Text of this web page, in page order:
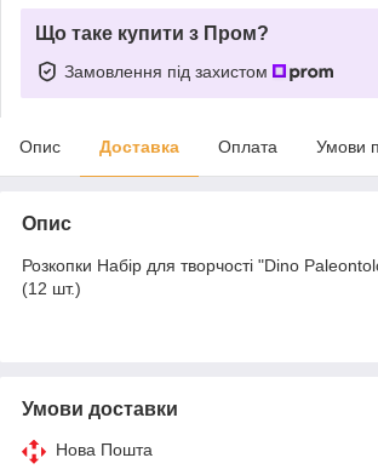
Що таке купити з Пром?
Замовлення під захистом
Опис Доставка Оплата Умови
Опис
Розкопки Набір для творчості "Dino
(12 шт.)
Умови доставки
Нова Пошта